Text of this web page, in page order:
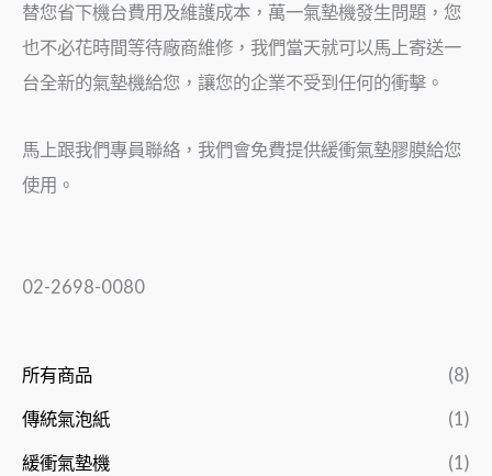
替您省下機台費用及維護成本，萬一氣墊機發生問題，您
也不必花時間等待廠商維修，我們當天就可以馬上寄送一
台全新的氣墊機給您，讓您的企業不受到任何的衝擊。
馬上跟我們專員聯絡，我們會免費提供緩衝氣墊膠膜給您
使用。
02-2698-0080
所有商品 (8)
傳統氣泡紙 (1)
緩衝氣墊機 (1)